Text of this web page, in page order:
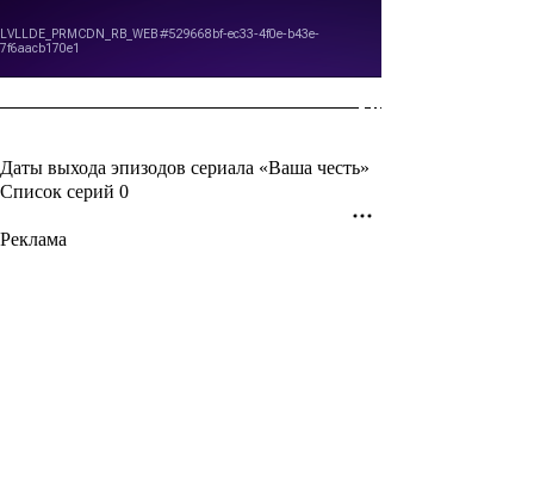
Даты выхода эпизодов сериала «Ваша честь»
Список серий 0
Реклама